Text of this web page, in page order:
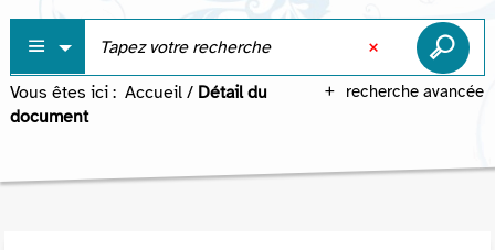
recherche avancée
Vous êtes ici : Accueil / Détail du
document